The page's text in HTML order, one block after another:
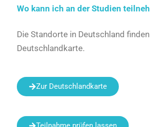
Wo kann ich an der Studien
Die Standorte in Deutschland
Deutschlandkarte.
Zur Deutschlandkarte